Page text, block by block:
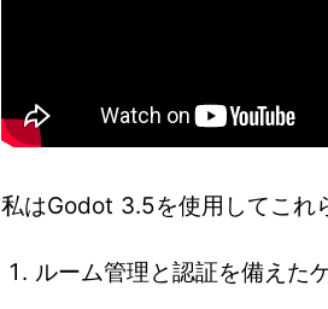
私はGodot 3.5を使用してこれ
ルーム管理と認証を備えた